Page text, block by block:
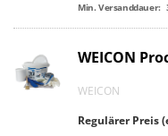
Min. Versanddauer:
WEICON
WEICON
Regulärer Preis